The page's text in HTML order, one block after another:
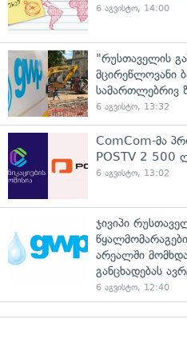
6 აგვისტო, 14:00
"რუსთაველის
მცირეწლოვანი
სამართლებრივ
6 აგვისტო, 13:32
ComCom-მა
POSTV 2 500
6 აგვისტო, 13:02
ჯივიპი
არეალში
განცხადებას
6 აგვისტო, 12:40